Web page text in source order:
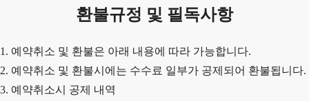
환불규정 및 필독사항
1. 예약취소 및 환불은 아래 내용에 따라 가능합니다.
2. 예약취소 및 환불시에는 수수료 일부가 공제되어 환불됩니다.
3. 예약취소시 공제 내역